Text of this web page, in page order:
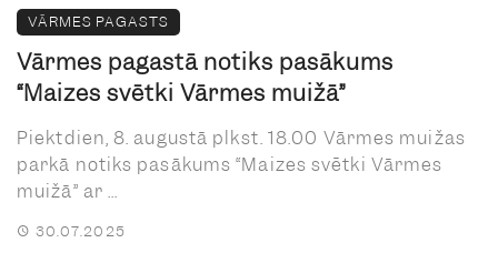
VĀRMES PAGASTS
Vārmes pagastā notiks pasākums
“Maizes svētki Vārmes muižā”
Piektdien, 8. augustā plkst. 18.00 Vārmes muižas
parkā notiks pasākums “Maizes svētki Vārmes
muižā” ar ...
30.07.2025